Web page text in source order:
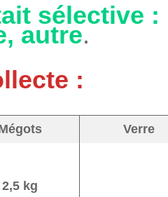
sélective :
autre.
:
Verre
2,5 kg